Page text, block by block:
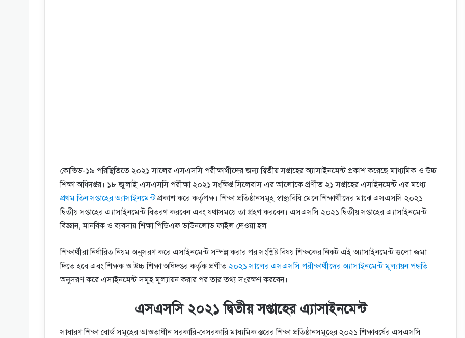
কোভিড-১৯ পরিস্থিতিতে ২০২১ সালের এসএসসি পরীক্ষার্থীদের জন্য দ্বিতীয় সপ্তাহের অ্যাসাইনমেন্ট প্রকাশ করেছে মাধ্যমিক ও উচ্চ
শিক্ষা অধিদপ্তর। ১৮ জুলাই এসএসসি পরীক্ষা ২০২১ সংক্ষিপ্ত সিলেবাস এর আলোকে প্রণীত ২১ সপ্তাহের এসাইনমেন্ট এর মধ্যে
প্রথম তিন সপ্তাহের অ্যাসাইনমেন্টপ্রকাশ করে কর্তৃপক্ষ। শিক্ষা প্রতিষ্ঠানসমূহ স্বাস্থ্যবিধি মেনে শিক্ষার্থীদের মাঝে এসএসসি ২০২১
দ্বিতীয় সপ্তাহের এ্যাসাইনমেন্ট বিতরণ করবেন এবং যথাসময়ে তা গ্রহণ করবেন। এসএসসি ২০২১ দ্বিতীয় সপ্তাহের এ্যাসাইনমেন্ট
বিজ্ঞান, মানবিক ও ব্যবসায় শিক্ষা পিডিএফ ডাউনলোড ফাইল দেওয়া হল।
শিক্ষার্থীরা নির্ধারিত নিয়ম অনুসরণ করে এসাইনমেন্ট সম্পন্ন করার পর সংশ্লিষ্ট বিষয় শিক্ষকের নিকট এই অ্যাসাইনমেন্ট গুলো জমা
দিতে হবে এবং শিক্ষক ও উচ্চ শিক্ষা অধিদপ্তর কর্তৃক প্রণীত ২০২১ সালের এসএসসি পরীক্ষার্থীদের অ্যাসাইনমেন্ট মূল্যায়ন পদ্ধতি
অনুসরণ করে এসাইনমেন্ট সমূহ মূল্যায়ন করার পর তার তথ্য সংরক্ষণ করবেন।
এসএসসি ২০২১ দ্বিতীয় সপ্তাহের এ্যাসাইনমেন্ট
সাধারণ শিক্ষা বোর্ড সমূহের আওতাধীন সরকারি-বেসরকারি মাধ্যমিক স্তরের শিক্ষা প্রতিষ্ঠানসমূহের ২০২১ শিক্ষাবর্ষের এসএসসি